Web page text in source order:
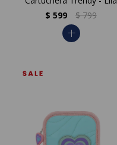
$ 599 $ 799
add